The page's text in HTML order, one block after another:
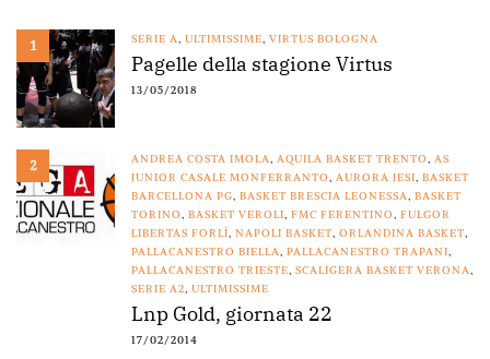
1 SERIE A, ULTIMISSIME, VIRTUS BOLOGNA
Pagelle della stagione Virtus
13/05/2018
2 ANDREA COSTA IMOLA, AQUILA BASKET TRENTO, AS
JUNIOR CASALE MONFERRANTO, AURORA JESI, BASKET
BARCELLONA PG, BASKET BRESCIA LEONESSA, BASKET
TORINO, BASKET VEROLI, FMC FERENTINO, FULGOR
LIBERTAS FORLÌ, NAPOLI BASKET, ORLANDINA BASKET,
PALLACANESTRO BIELLA, PALLACANESTRO TRAPANI,
PALLACANESTRO TRIESTE, SCALIGERA BASKET VERONA,
SERIE A2, ULTIMISSIME
Lnp Gold, giornata 22
17/02/2014